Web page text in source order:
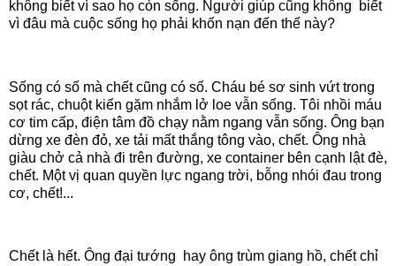
không biết vì sao họ còn sống. Người giúp cũng không biết
vì đâu mà cuộc sống họ phải khốn nạn đến thế này?
Sống có số mà chết cũng có số. Cháu bé sơ sinh vứt trong
sọt rác, chuột kiến gặm nhắm lở loe vẫn sống. Tôi nhồi máu
cơ tim cấp, điện tâm đồ chạy nằm ngang vẫn sống. Ông bạn
dừng xe đèn đỏ, xe tải mất thắng tông vào, chết. Ông nhà
giàu chở cả nhà đi trên đường, xe container bên cạnh lật đè,
chết. Một vị quan quyền lực ngang trời, bỗng nhói đau trong
cơ, chết!...
Chết là hết. Ông đại tướng hay ông trùm giang hồ, chết chỉ